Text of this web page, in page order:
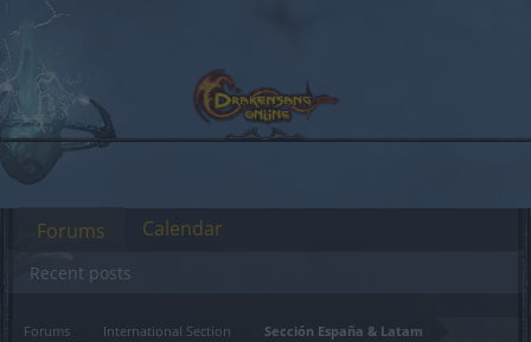
Forums International Section Sección España & Latam
Forums
Recent posts
Calendar